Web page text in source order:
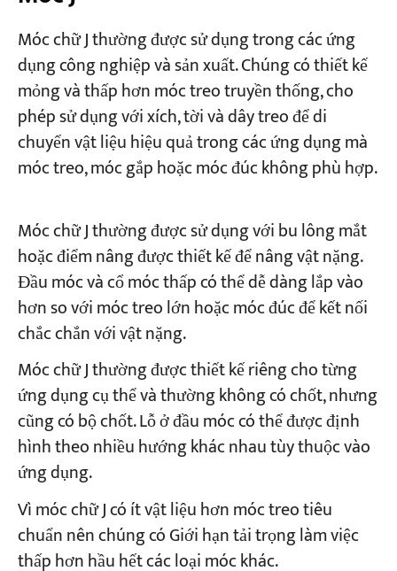
Móc chữ J thường được sử dụng trong các ứng
dụng công nghiệp và sản xuất. Chúng có thiết kế
mỏng và thấp hơn móc treo truyền thống, cho
phép sử dụng với xích, tời và dây treo để di
chuyển vật liệu hiệu quả trong các ứng dụng mà
móc treo, móc gắp hoặc móc đúc không phù hợp.
Móc chữ J thường được sử dụng với bu lông mắt
hoặc điểm nâng được thiết kế để nâng vật nặng.
Đầu móc và cổ móc thấp có thể dễ dàng lắp vào
hơn so với móc treo lớn hoặc móc đúc để kết nối
chắc chắn với vật nặng.
Móc chữ J thường được thiết kế riêng cho từng
ứng dụng cụ thể và thường không có chốt, nhưng
cũng có bộ chốt. Lỗ ở đầu móc có thể được định
hình theo nhiều hướng khác nhau tùy thuộc vào
ứng dụng.
Vì móc chữ J có ít vật liệu hơn móc treo tiêu
chuẩn nên chúng có Giới hạn tải trọng làm việc
thấp hơn hầu hết các loại móc khác.